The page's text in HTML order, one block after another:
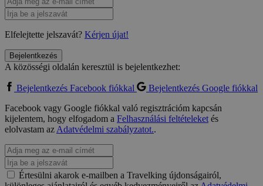
Elfelejtette jelszavát? Kérjen újat!
Bejelentkezés
A közösségi oldalán keresztül is bejelentkezhet:
Bejelentkezés Facebook fiókkal
Bejelentkezés Google fiókkal
Facebook vagy Google fiókkal való regisztrációm kapcsán
kijelentem, hogy elfogadom a Felhasználási feltételeketés
elolvastam azAdatvédelmi szabályzatot..
Értesülni akarok e-mailben a Travelking újdonságairól,